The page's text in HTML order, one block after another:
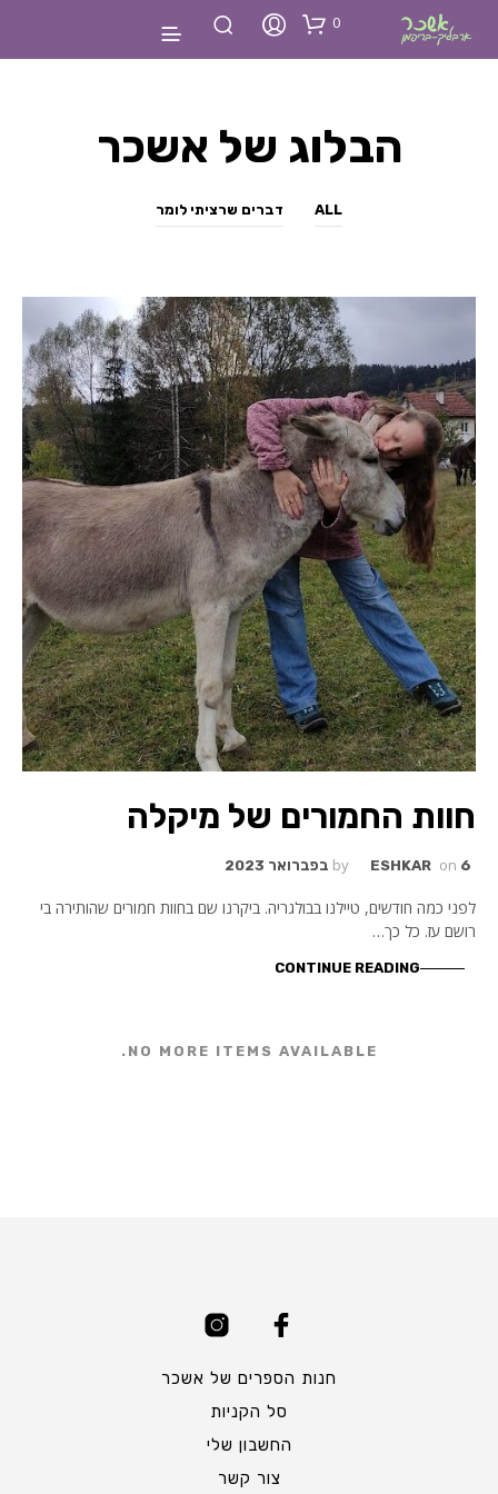
0
הבלוג של אשכר
ALL דברים שרציתי לומר
חוות החמורים של מיקלה
by ESHKAR on 6 בפברואר 2023
לפני כמה חודשים, טיילנו בבולגריה. ביקרנו שם בחוות חמורים שהותירה בי
רושם עז. כל כך…
CONTINUE READING
NO MORE ITEMS AVAILABLE.
חנות הספרים של אשכר
סל הקניות
החשבון שלי
צור קשר